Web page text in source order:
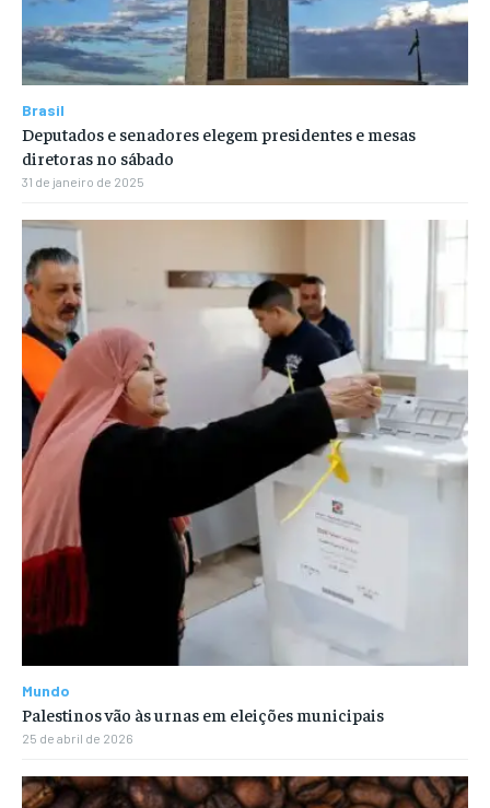
Brasil
Deputados e senadores elegem presidentes e mesas
diretoras no sábado
31 de janeiro de 2025
Mundo
Palestinos vão às urnas em eleições municipais
25 de abril de 2026